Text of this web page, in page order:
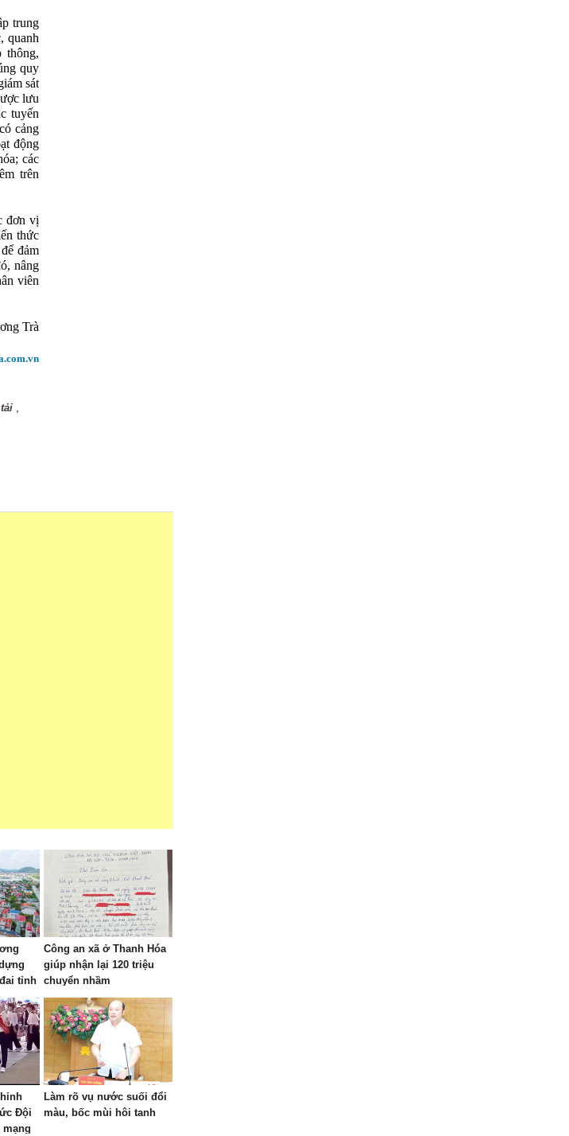
trung
quanh
thông,
quy
sát
lưu
tuyến
cảng
động
các
trên
đơn vị
thức
đảm
nâng
viên
Trà
tỉnh
Công an xã ở Thanh Hóa
giúp nhận lại 120 triệu
chuyển nhầm
Đội
mạng
Làm rõ vụ nước suối đổi
màu, bốc mùi hôi tanh